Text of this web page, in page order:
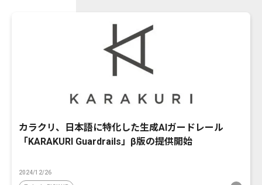
カラクリ、日本語に特化した生成AIガードレール
「KARAKURI Guardrails」β版の提供開始
2024/12/26